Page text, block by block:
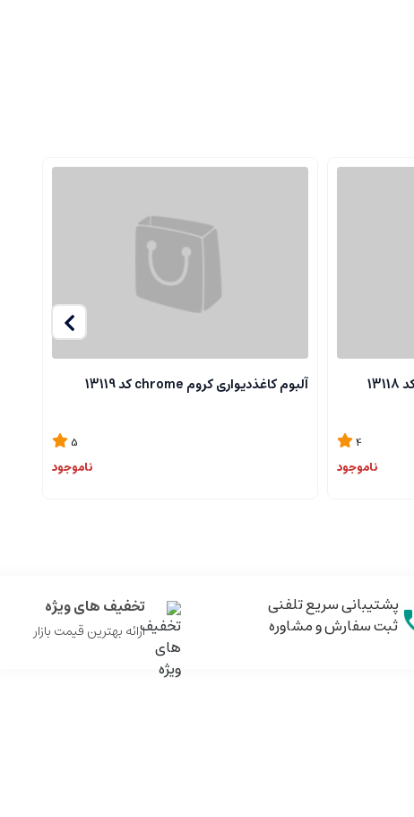
4
ناموجود
آلبوم کاغذدیواری کروم chrome کد 13119
5
ناموجود
پشتیبانی سریع تلفنی
ثبت سفارش و مشاوره
تخفیف های ویژه
ارائه بهترین قیمت بازار